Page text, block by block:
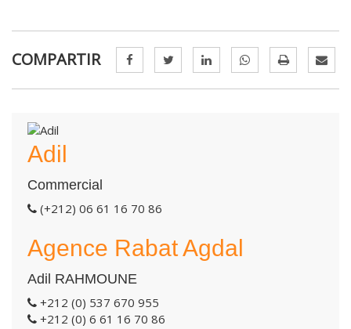
COMPARTIR
Adil
Commercial
(+212) 06 61 16 70 86
Agence Rabat Agdal
Adil RAHMOUNE
+212 (0) 537 670 955
+212 (0) 6 61 16 70 86